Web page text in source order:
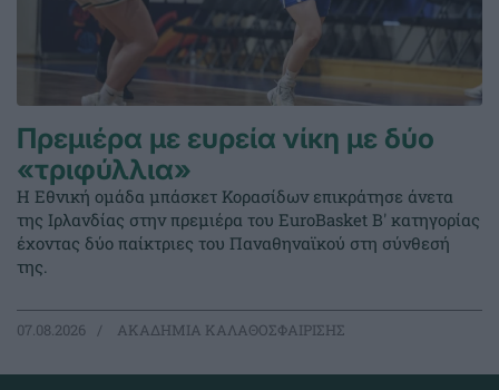
Πρεμιέρα με ευρεία νίκη με δύο
«τριφύλλια»
Η Εθνική ομάδα μπάσκετ Κορασίδων επικράτησε άνετα
της Ιρλανδίας στην πρεμιέρα του EuroBasket Β' κατηγορίας
έχοντας δύο παίκτριες του Παναθηναϊκού στη σύνθεσή
της.
07.08.2026 ΑΚΑΔΗΜΙΑ ΚΑΛΑΘΟΣΦΑΙΡΙΣΗΣ